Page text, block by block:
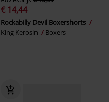
€ 14,44
Rockabilly Devil Boxershorts
King Kerosin
Boxers